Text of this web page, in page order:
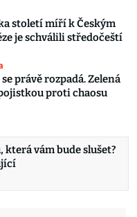
století míří k Českým
je schválili středočeští
právě rozpadá. Zelená
proti chaosu
která vám bude slušet?